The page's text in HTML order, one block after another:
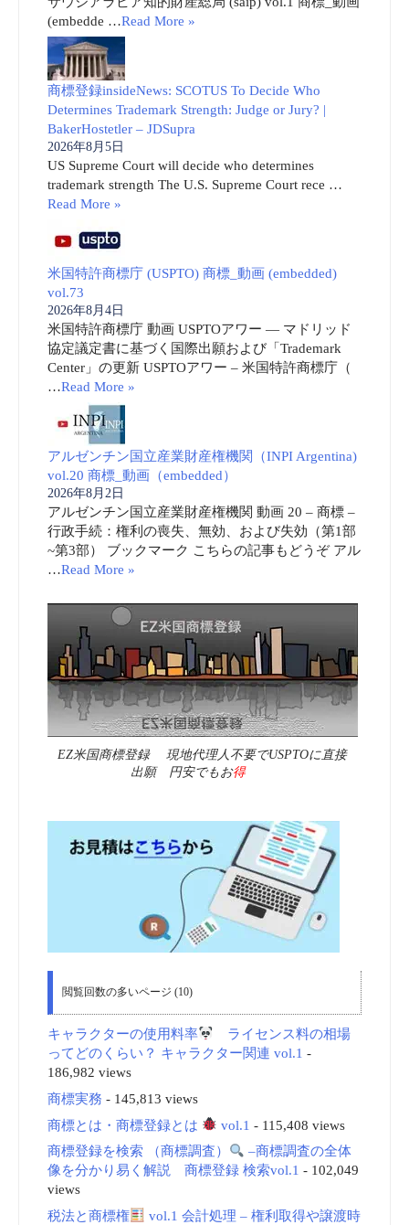
(embedde …Read More »
商標登録insideNews: SCOTUS To Decide Who
Determines Trademark Strength: Judge or Jury? |
BakerHostetler – JDSupra
2026年8月5日
US Supreme Court will decide who determines
trademark strength The U.S. Supreme Court rece …
Read More »
米国特許商標庁 (USPTO) 商標_動画 (embedded)
vol.73
2026年8月4日
米国特許商標庁 動画 USPTOアワー ― マドリッド
協定議定書に基づく国際出願および「Trademark
Center」の更新 USPTOアワー – 米国特許商標庁（
…Read More »
アルゼンチン国立産業財産権機関（INPI Argentina)
vol.20 商標_動画（embedded）
2026年8月2日
アルゼンチン国立産業財産権機関 動画 20 – 商標 –
行政手続：権利の喪失、無効、および失効（第1部
~第3部） ブックマーク こちらの記事もどうぞ アル
…Read More »
EZ米国商標登録 現地代理人不要でUSPTOに直接
出願 円安でもお得
閲覧回数の多いページ (10)
キャラクターの使用料率
ライセンス料の相場
ってどのくらい？ キャラクター関連 vol.1 -
186,982 views
商標実務 - 145,813 views
商標とは・商標登録とは
vol.1 - 115,408 views
商標登録を検索 （商標調査）
–商標調査の全体
像を分かり易く解説 商標登録 検索vol.1 - 102,049
views
税法と商標権
vol.1 会計処理 – 権利取得や譲渡時